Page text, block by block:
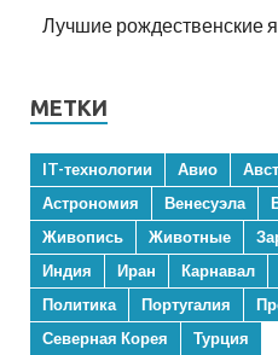
Лучшие рождественские
МЕТКИ
IT-технологии Авио
Астрономия
Венесуэла
Живопись
Животные
Индия
Иран Карнавал
Политика
Португалия
Северная Корея
Турция